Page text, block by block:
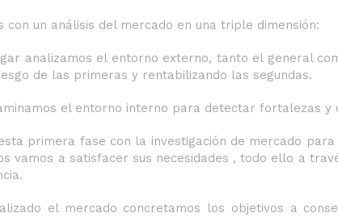
con un análisis del mercado en una triple dimensión:
analizamos el entorno externo, tanto el general
de las primeras y rentabilizando las segundas.
el entorno interno para detectar fortalezas
primera fase con la investigación de mercado
vamos a satisfacer sus necesidades , todo ello a
el mercado concretamos los objetivos a